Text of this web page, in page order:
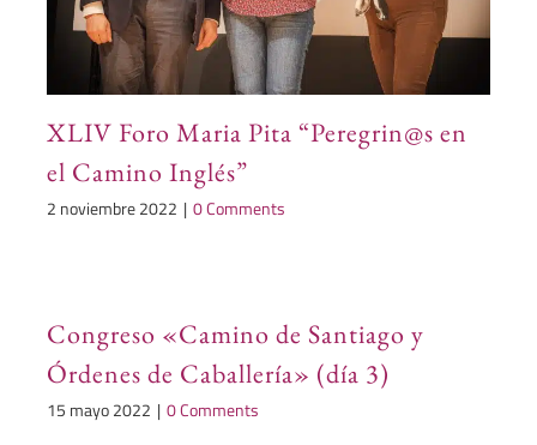
XLIV Foro Maria Pita “Peregrin@s en
el Camino Inglés”
2 noviembre 2022 | 0 Comments
Congreso «Camino de Santiago y
Órdenes de Caballería» (día 3)
15 mayo 2022 | 0 Comments